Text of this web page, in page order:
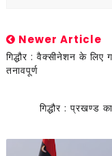
Newer Article
गिद्धौर : वैक्सीनेशन के लिए
तनावपूर्ण
गिद्धौर : प्रखण्ड